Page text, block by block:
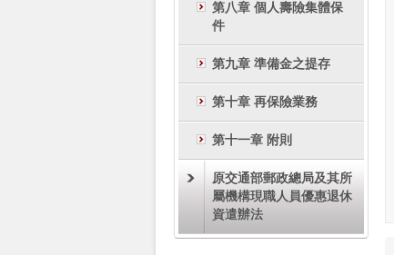
第八章 個人壽險集體保
件
第九章 準備金之提存
第十章 再保險業務
第十一章 附則
原交通部郵政總局及其所
屬機構現職人員優惠退休
資遣辦法